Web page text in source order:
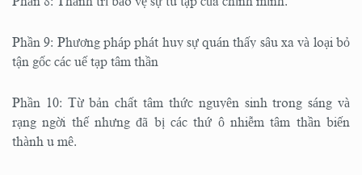
Phần 9: Phương pháp phát huy sự quán thấy sâu xa và loại bỏ
tận gốc các uế tạp tâm thần
Phần 10: Từ bản chất tâm thức nguyên sinh trong sáng và
rạng ngời thế nhưng đã bị các thứ ô nhiễm tâm thần biến
thành u mê.